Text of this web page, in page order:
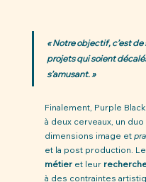
« Notre objectif, c’est
projets qui soient
s’amusant. »
Finalement, Purple
à deux cerveaux, un
dimensions image et
et la post production.
métier et leur
à des contraintes